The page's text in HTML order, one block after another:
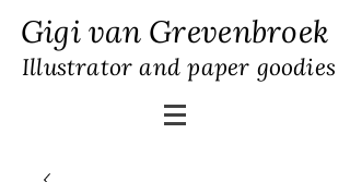
Gigi van Grevenbroek
Illustrator and paper goodies